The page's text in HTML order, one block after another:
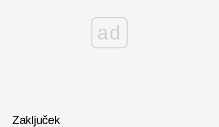
ad
Zaključek